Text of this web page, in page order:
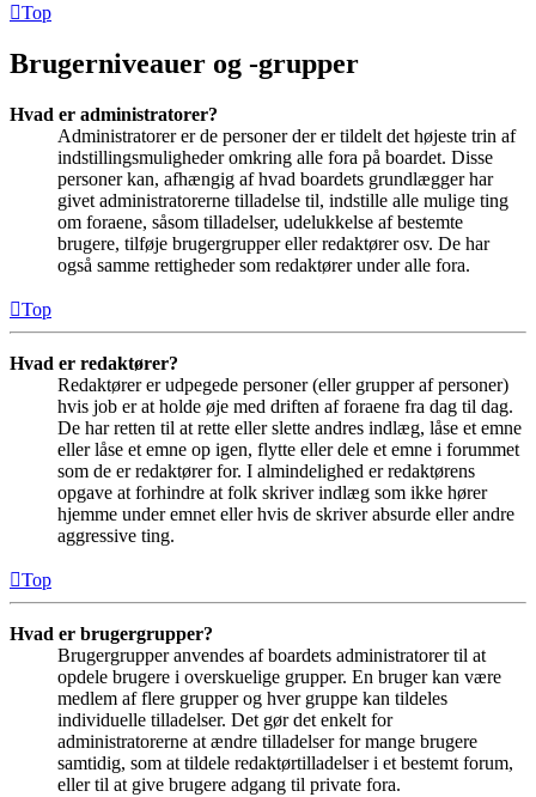
Top
Brugerniveauer og -grupper
Hvad er administratorer?
Administratorer er de personer der er tildelt det højeste trin af
indstillingsmuligheder omkring alle fora på boardet. Disse
personer kan, afhængig af hvad boardets grundlægger har
givet administratorerne tilladelse til, indstille alle mulige ting
om foraene, såsom tilladelser, udelukkelse af bestemte
brugere, tilføje brugergrupper eller redaktører osv. De har
også samme rettigheder som redaktører under alle fora.
Top
Hvad er redaktører?
Redaktører er udpegede personer (eller grupper af personer)
hvis job er at holde øje med driften af foraene fra dag til dag.
De har retten til at rette eller slette andres indlæg, låse et emne
eller låse et emne op igen, flytte eller dele et emne i forummet
som de er redaktører for. I almindelighed er redaktørens
opgave at forhindre at folk skriver indlæg som ikke hører
hjemme under emnet eller hvis de skriver absurde eller andre
aggressive ting.
Top
Hvad er brugergrupper?
Brugergrupper anvendes af boardets administratorer til at
opdele brugere i overskuelige grupper. En bruger kan være
medlem af flere grupper og hver gruppe kan tildeles
individuelle tilladelser. Det gør det enkelt for
administratorerne at ændre tilladelser for mange brugere
samtidig, som at tildele redaktørtilladelser i et bestemt forum,
eller til at give brugere adgang til private fora.